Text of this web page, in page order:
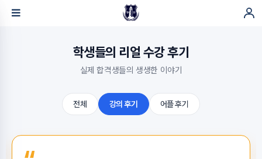
학생들의 리얼 수강 후기
실제 합격생들의 생생한 이야기
전체 강의 후기 어플 후기